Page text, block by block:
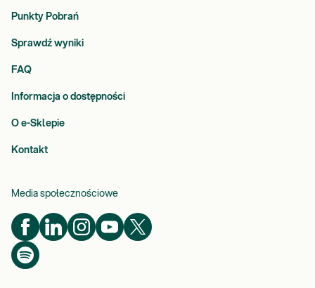
Punkty Pobrań
Sprawdź wyniki
FAQ
Informacja o dostępności
O e-Sklepie
Kontakt
Media społecznościowe